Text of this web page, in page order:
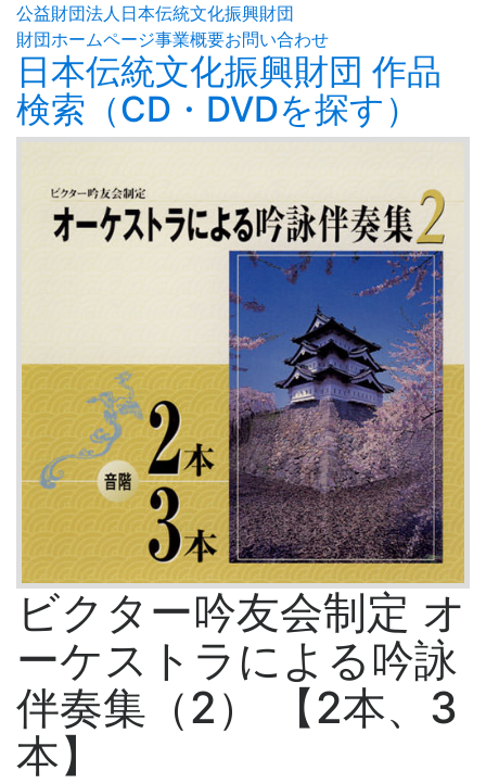
公益財団法人日本伝統文化振興財団
財団ホームページ事業概要お問い合わせ
日本伝統文化振興財団 作品
検索（CD・DVDを探す）
ビクター吟友会制定 オ
ーケストラによる吟詠
伴奏集（2） 【2本、3
本】